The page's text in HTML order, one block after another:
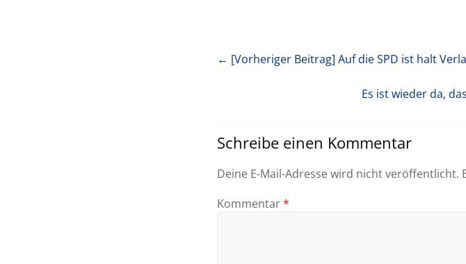
← [Vorheriger Beitrag] Auf die SPD ist halt
Es ist wieder da,
Schreibe einen Kommentar
Deine E-Mail-Adresse wird nicht veröffentlicht.
Kommentar*